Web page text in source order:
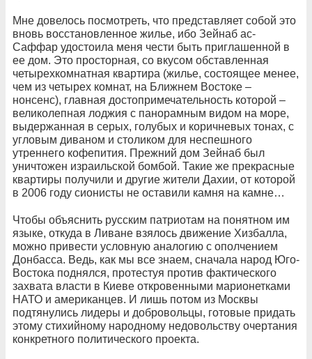
Мне довелось посмотреть, что представляет собой это
вновь восстановленное жилье, ибо Зейнаб ас-
Саффар удостоила меня чести быть приглашенной в
ее дом. Это просторная, со вкусом обставленная
четырехкомнатная квартира (жилье, состоящее менее,
чем из четырех комнат, на Ближнем Востоке –
нонсенс), главная достопримечательность которой –
великолепная лоджия с панорамным видом на море,
выдержанная в серых, голубых и коричневых тонах, с
угловым диваном и столиком для неспешного
утреннего кофепития. Прежний дом Зейнаб был
уничтожен израильской бомбой. Такие же прекрасные
квартиры получили и другие жители Дахии, от которой
в 2006 году сионисты не оставили камня на камне…
Чтобы объяснить русским патриотам на понятном им
языке, откуда в Ливане взялось движение Хизбалла,
можно привести условную аналогию с ополчением
Донбасса. Ведь, как мы все знаем, сначала народ Юго-
Востока поднялся, протестуя против фактического
захвата власти в Киеве откровенными марионетками
НАТО и американцев. И лишь потом из Москвы
подтянулись лидеры и добровольцы, готовые придать
этому стихийному народному недовольству очертания
конкретного политического проекта.